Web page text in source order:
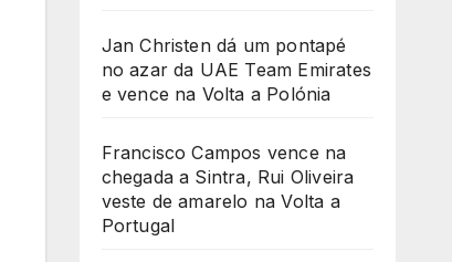
Jan Christen dá um pontapé
no azar da UAE Team Emirates
e vence na Volta a Polónia
Francisco Campos vence na
chegada a Sintra, Rui Oliveira
veste de amarelo na Volta a
Portugal